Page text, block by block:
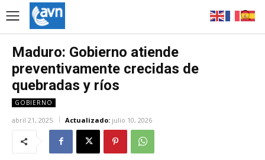
Maduro: Gobierno atiende
preventivamente crecidas de
quebradas y ríos
GOBIERNO
abril 21, 2025 Actualizado: julio 10, 2026